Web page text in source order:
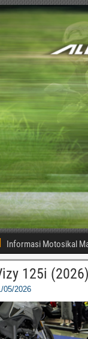
Informasi Motosikal
125i
05/2026